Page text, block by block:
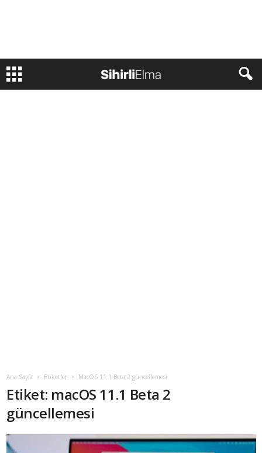
Ana Sayfa Etiketler MacOS 11.1 Beta 2 güncellemesi
Etiket: macOS 11.1 Beta 2
güncellemesi